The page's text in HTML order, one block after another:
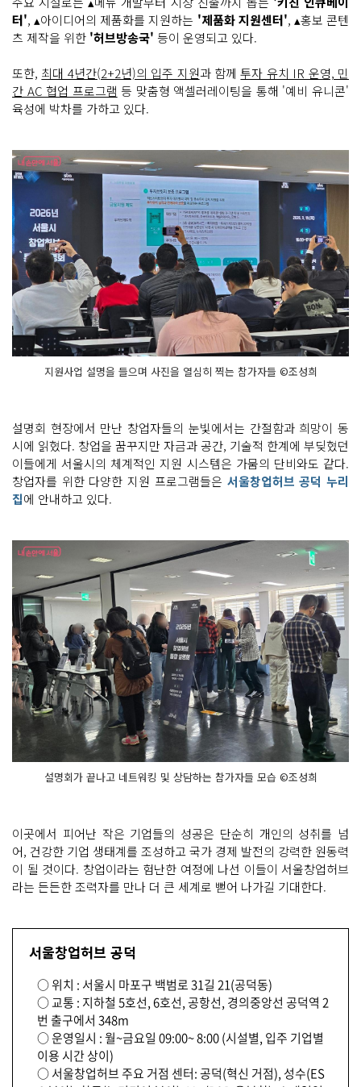
터', ▴아이디어의 제품화를 지원하는 '제품화 지원센터', ▴홍보 콘텐
츠 제작을 위한 '허브방송국' 등이 운영되고 있다.
또한, 최대 4년간(2+2년)의 입주 지원과 함께투자 유치 IR 운영, 민
간 AC 협업 프로그램 등 맞춤형 액셀러레이팅을 통해 '예비 유니콘'
육성에 박차를 가하고 있다.
지원사업 설명을 들으며 사진을 열심히 찍는 참가자들 ©조성희
설명회 현장에서 만난 창업자들의 눈빛에서는 간절함과 희망이 동
시에 읽혔다. 창업을 꿈꾸지만 자금과 공간, 기술적 한계에 부딪혔던
이들에게 서울시의 체계적인 지원 시스템은 가뭄의 단비와도 같다.
창업자를 위한 다양한 지원 프로그램들은 서울창업허브 공덕 누리
집에 안내하고 있다.
설명회가 끝나고 네트워킹 및 상담하는 참가자들 모습 ©조성희
이곳에서 피어난 작은 기업들의 성공은 단순히 개인의 성취를 넘
어, 건강한 기업 생태계를 조성하고 국가 경제 발전의 강력한 원동력
이 될 것이다. 창업이라는 험난한 여정에 나선 이들이 서울창업허브
라는 든든한 조력자를 만나 더 큰 세계로 뻗어 나가길 기대한다.
서울창업허브 공덕
○ 위치 : 서울시 마포구 백범로 31길 21(공덕동)
○ 교통 : 지하철 5호선, 6호선, 공항선, 경의중앙선 공덕역 2
번 출구에서 348m
○ 운영일시 : 월~금요일 09:00~ 8:00 (시설별, 입주 기업별
이용 시간 상이)
○ 서울창업허브 주요 거점 센터: 공덕(혁신 거점), 성수(ES